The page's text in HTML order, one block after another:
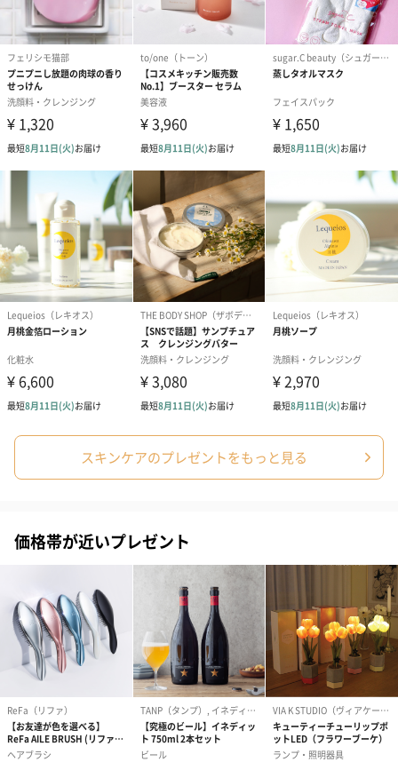
あり（280円）
メッセージカード（通常・写真・グリーティング）
誕生日や結婚祝い・出産祝いなど、様々なシーンのメッセージカ
ードを同梱します。
メッセージカードや封筒のデザインは一部変更する場合がありま
写真付きメッセージカ
ード（680円）
写真付きメッセージカ
ード（Thank you）ピ
ンク（680円）
【誕生日】
Birthday ホワ
刷なし）（
ラッピング
コットン巾着 【誕生
日】（グレー）M（550
円）
コットン巾着 【誕生
日】（スモーキーピン
ク）M（550円）
コットン巾着
とう】 M（
スキンケアのプレゼントをもっと見る
価格帯が近いプレゼント